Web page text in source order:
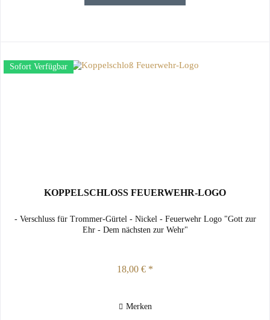
Sofort Verfügbar
KOPPELSCHLOSS FEUERWEHR-LOGO
- Verschluss für Trommer-Gürtel - Nickel - Feuerwehr Logo "Gott zur
Ehr - Dem nächsten zur Wehr"
18,00 € *
Merken